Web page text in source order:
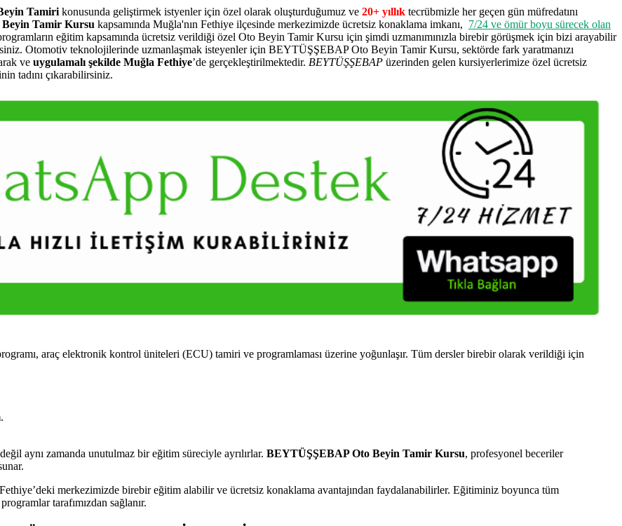
Tamiri konusunda geliştirmek istyenler için özel olarak oluşturduğumuz ve 20+ yıllık tecrübmizle her geçen gün müfredatını
Tamir Kursu kapsamında Muğla'nın Fethiye ilçesinde merkezimizde ücretsiz konaklama imkanı, 7/24 ve ömür boyu sürecek olan
eğitim kapsamında ücretsiz verildiği özel Oto Beyin Tamir Kursu için şimdi uzmanımınızla birebir görüşmek için bizi arayabilir
Otomotiv teknolojilerinde uzmanlaşmak isteyenler için BEYTÜŞŞEBAP Oto Beyin Tamir Kursu, sektörde fark yaratmanızı
ve uygulamalı şekilde Muğla Fethiye’de gerçekleştirilmektedir. BEYTÜŞŞEBAP üzerinden gelen kursiyerlerimize özel ücretsiz
tadını çıkarabilirsiniz.
araç elektronik kontrol üniteleri (ECU) tamiri ve programlaması üzerine yoğunlaşır. Tüm dersler birebir olarak verildiği için
aynı zamanda unutulmaz bir eğitim süreciyle ayrılırlar. BEYTÜŞŞEBAP Oto Beyin Tamir Kursu, profesyonel beceriler
merkezimizde birebir eğitim alabilir ve ücretsiz konaklama avantajından faydalanabilirler. Eğitiminiz boyunca tüm
tarafımızdan sağlanır.